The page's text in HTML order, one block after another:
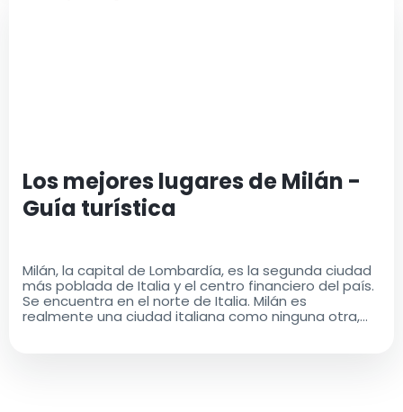
Los mejores lugares de Milán -
Guía turística
Milán, la capital de Lombardía, es la segunda ciudad
más poblada de Italia y el centro financiero del país.
Se encuentra en el norte de Italia. Milán es
realmente una ciudad italiana como ninguna otra,